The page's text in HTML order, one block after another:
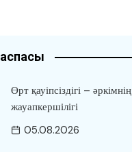
Өрт қауіпсіздігі – әркімнің
жауапкершілігі
05.08.2026